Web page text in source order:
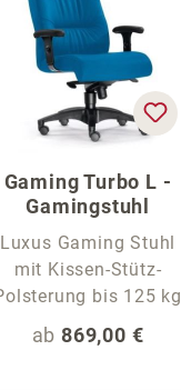
Gaming Turbo L -
Gamingstuhl
Luxus Gaming Stuhl
mit Kissen-Stütz-
Polsterung bis 125 kg
Regulärer Preis:
ab 869,00 €